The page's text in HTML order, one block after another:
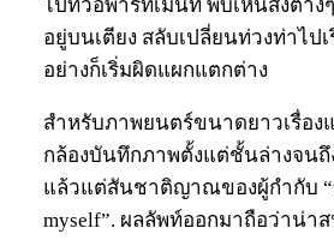
ไปทั่วอพาร์ทเม้นท์ พบเห็นสิ่งต่าง
อยู่บนเตียง สลับเปลี่ยนท่วงท่าไ
อย่างก็เริ่มผิดแผกแตกต่าง
สำหรับภาพยนตร์ขนาดยาวเรื่อง
กล้องบันทึกภาพตั้งแต่ชั้นล่างจน
แล้วแต่สันชาติญาณของผู้กำกับ
myself”. ผลลัพท์ออกมาถือว่าน่า